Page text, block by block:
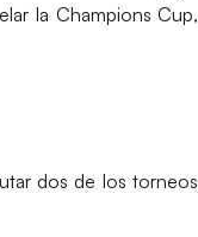
la Champions Cup,
dos de los torneos